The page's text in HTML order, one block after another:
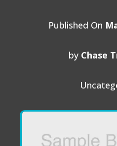
Published On
by Chase